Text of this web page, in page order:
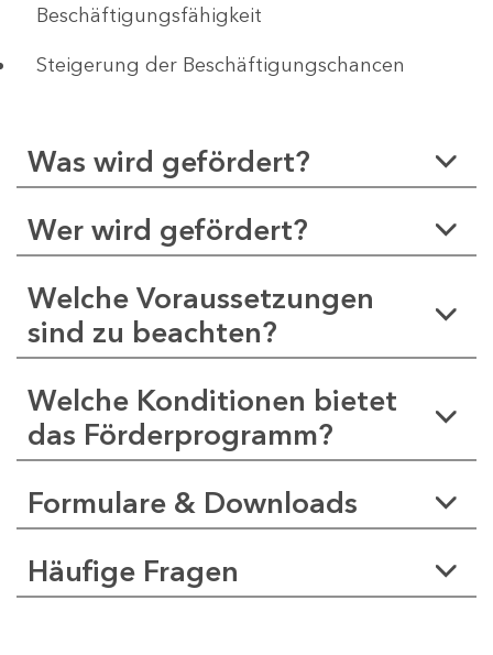
Beschäftigungsfähigkeit
Steigerung der Beschäftigungschancen
Was wird gefördert?
Wer wird gefördert?
Welche Voraussetzungen
sind zu beachten?
Welche Konditionen bietet
das Förderprogramm?
Formulare & Downloads
Häufige Fragen